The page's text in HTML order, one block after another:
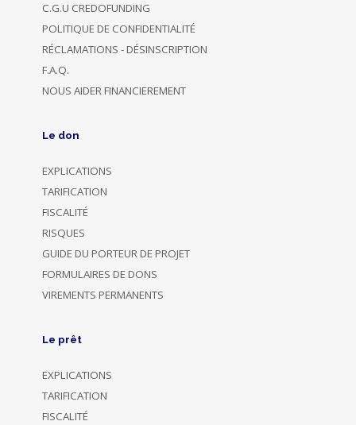
C.G.U CREDOFUNDING
POLITIQUE DE CONFIDENTIALITÉ
RÉCLAMATIONS - DÉSINSCRIPTION
F.A.Q.
NOUS AIDER FINANCIEREMENT
Le don
EXPLICATIONS
TARIFICATION
FISCALITÉ
RISQUES
GUIDE DU PORTEUR DE PROJET
FORMULAIRES DE DONS
VIREMENTS PERMANENTS
Le prêt
EXPLICATIONS
TARIFICATION
FISCALITÉ